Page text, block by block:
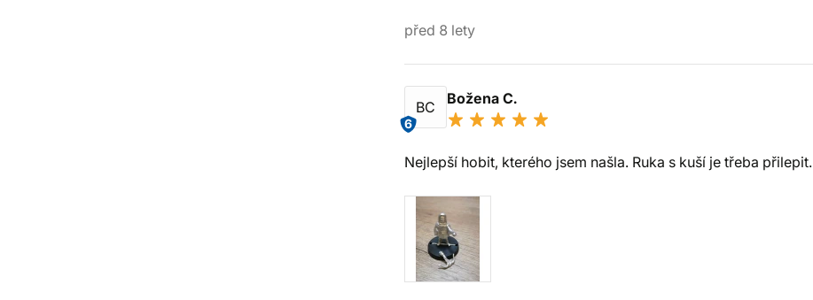
před 8 lety
BC
6
Božena C.
Nejlepší hobit, kterého jsem našla. Ruka s kuší je třeba přilepit.